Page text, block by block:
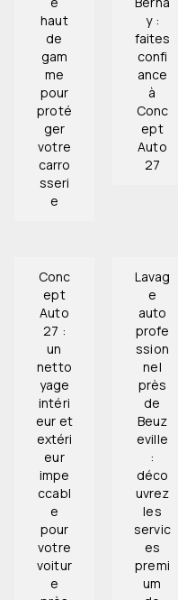
haut
de
gam
me
pour
proté
ger
votre
carro
sseri
e
y :
faites
confi
ance
à
Conc
ept
Auto
27
Conc
ept
Auto
27 :
un
netto
yage
intéri
eur et
extéri
eur
impe
ccabl
e
pour
votre
voitur
e
Lavag
e
auto
profe
ssion
nel
près
de
Beuz
eville
:
déco
uvrez
les
servic
es
premi
um